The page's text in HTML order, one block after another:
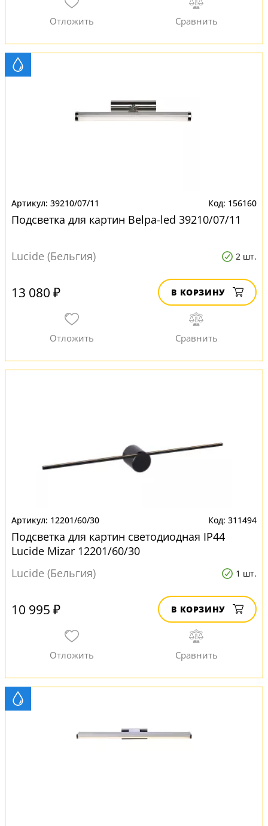
39210/07/11 156160
Подсветка для картин Belpa-led 39210/07/11
Lucide (Бельгия) 2 шт.
13 080 ₽ В КОРЗИНУ
12201/60/30 311494
Подсветка для картин светодиодная IP44
Lucide Mizar 12201/60/30
Lucide (Бельгия)
1 шт.
10 995 ₽ В КОРЗИНУ